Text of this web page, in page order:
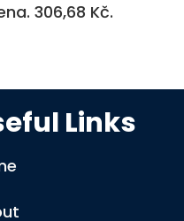
306,68 Kč.
Links